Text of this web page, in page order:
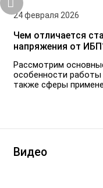
24 февраля 2026
Чем отличается
напряжения от
Рассмотрим
особенности работы
также сферы
Видео